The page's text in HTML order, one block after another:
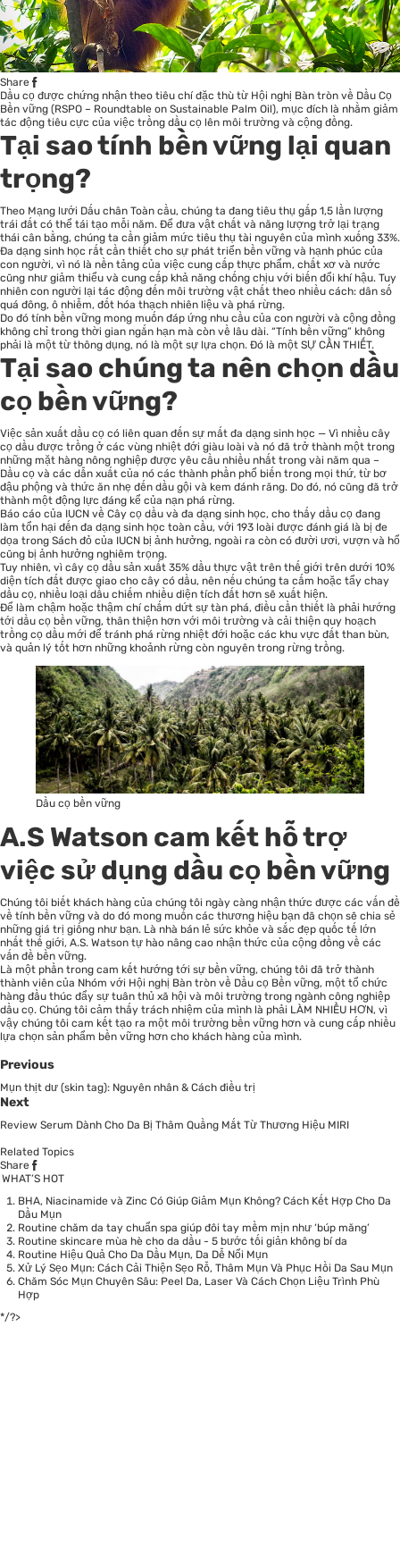
Share
Dầu cọ được chứng nhận theo tiêu chí đặc thù từ Hội nghị Bàn tròn về Dầu Cọ
Bền vững (RSPO – Roundtable on Sustainable Palm Oil), mục đích là nhằm giảm
tác động tiêu cực của việc trồng dầu cọ lên môi trường và cộng đồng.
Tại sao tính bền vững lại quan
trọng?
Theo Mạng lưới Dấu chân Toàn cầu, chúng ta đang tiêu thụ gấp 1,5 lần lượng
trái đất có thể tái tạo mỗi năm. Để đưa vật chất và năng lượng trở lại trạng
thái cân bằng, chúng ta cần giảm mức tiêu thụ tài nguyên của mình xuống 33%.
Đa dạng sinh học rất cần thiết cho sự phát triển bền vững và hạnh phúc của
con người, vì nó là nền tảng của việc cung cấp thực phẩm, chất xơ và nước
cũng như giảm thiểu và cung cấp khả năng chống chịu với biến đổi khí hậu. Tuy
nhiên con người lại tác động đến môi trường vật chất theo nhiều cách: dân số
quá đông, ô nhiễm, đốt hóa thạch nhiên liệu và phá rừng.
Do đó tính bền vững mong muốn đáp ứng nhu cầu của con người và cộng đồng
không chỉ trong thời gian ngắn hạn mà còn về lâu dài. “Tính bền vững” không
phải là một từ thông dụng, nó là một sự lựa chọn. Đó là một SỰ CẦN THIẾT.
Tại sao chúng ta nên chọn dầu
cọ bền vững?
Việc sản xuất dầu cọ có liên quan đến sự mất đa dạng sinh học — Vì nhiều cây
cọ dầu được trồng ở các vùng nhiệt đới giàu loài và nó đã trở thành một trong
những mặt hàng nông nghiệp được yêu cầu nhiều nhất trong vài năm qua –
Dầu cọ và các dẫn xuất của nó các thành phần phổ biến trong mọi thứ, từ bơ
đậu phộng và thức ăn nhẹ đến dầu gội và kem đánh răng. Do đó, nó cũng đã trở
thành một động lực đáng kể của nạn phá rừng.
Báo cáo của IUCN về Cây cọ dầu và đa dạng sinh học, cho thấy dầu cọ đang
làm tổn hại đến đa dạng sinh học toàn cầu, với 193 loài được đánh giá là bị đe
dọa trong Sách đỏ của IUCN bị ảnh hưởng, ngoài ra còn có đười ươi, vượn và hổ
cũng bị ảnh hưởng nghiêm trọng.
Tuy nhiên, vì cây cọ dầu sản xuất 35% dầu thực vật trên thế giới trên dưới 10%
diện tích đất được giao cho cây có dầu, nên nếu chúng ta cấm hoặc tẩy chay
dầu cọ, nhiều loại dầu chiếm nhiều diện tích đất hơn sẽ xuất hiện.
Để làm chậm hoặc thậm chí chấm dứt sự tàn phá, điều cần thiết là phải hướng
tới dầu cọ bền vững, thân thiện hơn với môi trường và cải thiện quy hoạch
trồng cọ dầu mới để tránh phá rừng nhiệt đới hoặc các khu vực đất than bùn,
và quản lý tốt hơn những khoảnh rừng còn nguyên trong rừng trồng.
Dầu cọ bền vững
A.S Watson cam kết hỗ trợ
việc sử dụng dầu cọ bền vững
Chúng tôi biết khách hàng của chúng tôi ngày càng nhận thức được các vấn đề
về tính bền vững và do đó mong muốn các thương hiệu bạn đã chọn sẽ chia sẻ
những giá trị giống như bạn. Là nhà bán lẻ sức khỏe và sắc đẹp quốc tế lớn
nhất thế giới, A.S. Watson tự hào nâng cao nhận thức của cộng đồng về các
vấn đề bền vững.
Là một phần trong cam kết hướng tới sự bền vững, chúng tôi đã trở thành
thành viên của Nhóm với Hội nghị Bàn tròn về Dầu cọ Bền vững, một tổ chức
hàng đầu thúc đẩy sự tuân thủ xã hội và môi trường trong ngành công nghiệp
dầu cọ. Chúng tôi cảm thấy trách nhiệm của mình là phải LÀM NHIỀU HƠN, vì
vậy chúng tôi cam kết tạo ra một môi trường bền vững hơn và cung cấp nhiều
lựa chọn sản phẩm bền vững hơn cho khách hàng của mình.
Previous
Mụn thịt dư (skin tag): Nguyên nhân & Cách điều trị
Next
Review Serum Dành Cho Da Bị Thâm Quầng Mắt Từ Thương Hiệu MIRI
Related Topics
Share
WHAT’S HOT
BHA, Niacinamide và Zinc Có Giúp Giảm Mụn Không? Cách Kết Hợp Cho Da
Dầu Mụn
Routine chăm da tay chuẩn spa giúp đôi tay mềm mịn như ‘búp măng’
Routine skincare mùa hè cho da dầu - 5 bước tối giản không bí da
Routine Hiệu Quả Cho Da Dầu Mụn, Da Dễ Nổi Mụn
Xử Lý Sẹo Mụn: Cách Cải Thiện Sẹo Rỗ, Thâm Mụn Và Phục Hồi Da Sau Mụn
Chăm Sóc Mụn Chuyên Sâu: Peel Da, Laser Và Cách Chọn Liệu Trình Phù
Hợp
*/?>